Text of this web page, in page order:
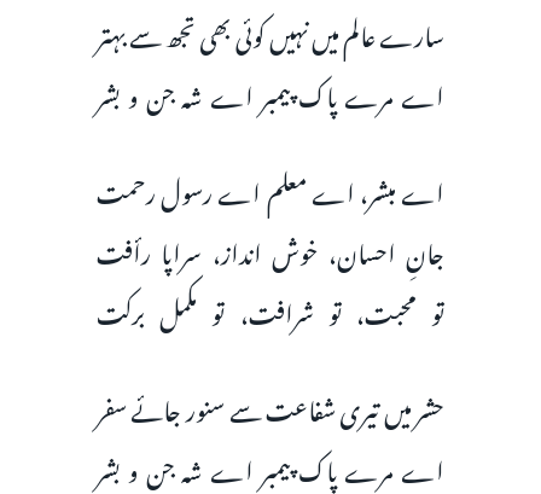
سارے عالم میں نہیں کوئی بھی تجھ سے بہتر
اے مرے پاک‌ پیمبر اے شہ جن و بشر
اے مبشر، اے معلم اے رسول رحمت
جانِ احسان، خوش انداز، سراپا رأفت
تو محبت، تو شرافت، تو مکمل برکت
حشر میں تیری شفاعت سے سنور جائے سفر
اے مرے پاک پیمبر اے شہ جن‌ و بشر